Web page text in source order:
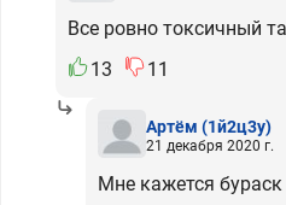
Все ровно токсичный
13
11
Артём (1й2ц3у)
21 декабря 2020 г.
Мне кажется